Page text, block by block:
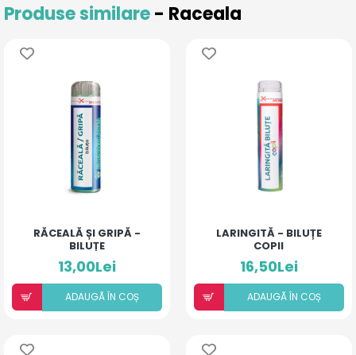
Produse similare- Raceala
RĂCEALĂ ȘI GRIPĂ -
BILUȚE
13,00Lei
ADAUGÃ ÎN COȘ
LARINGITĂ - BILUȚE
COPII
16,50Lei
ADAUGÃ ÎN COȘ